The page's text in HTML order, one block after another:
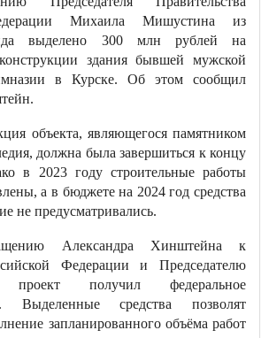
Михаила Мишустина из
выделено 300 млн рублей на
здания бывшей мужской
в Курске. Об этом сообщил
объекта, являющегося памятником
должна была завершиться к концу
в 2023 году строительные работы
а в бюджете на 2024 год средства
не предусматривались.
Александра Хинштейна к
Федерации и Председателю
проект получил федеральное
Выделенные средства позволят
запланированного объёма работ